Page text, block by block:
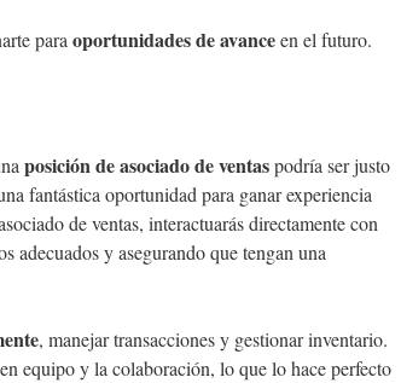
para oportunidades de avanceen el futuro.
posición de asociado de ventaspodría ser justo
fantástica oportunidad para ganar experiencia
de ventas, interactuarás directamente con
adecuados y asegurando que tengan una
, manejar transacciones y gestionar inventario.
equipo y la colaboración, lo que lo hace perfecto